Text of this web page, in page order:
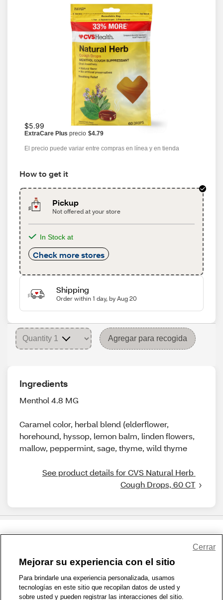
$5.99
ExtraCare Plus precio $4.79
El precio puede variar entre compras en línea y en tienda
How to get it
Pickup
Not offered at your store
In Stock at
Check more stores
Shipping
Order within 1 day, by Aug 20
Agregar para recogida
Ingredients
Menthol 4.8 MG
Caramel color, herbal blend (elderflower,
horehound, hyssop, lemon balm, linden flowers,
mallow, peppermint, sage, thyme, wild thyme
See product details for CVS Natural Herb
Cough Drops, 60 CT
1-800-679-9691 | Contáctenos | Términos de Uso | Accesibilidad
Política de Privacidad | WA Privacy Policy | Mapa del sitio
Mejorar su experiencia con el sitio
Para brindarle una experiencia personalizada, usamos
tecnologías en este sitio que recopilan datos de usted y
sobre usted y pueden registrar las interacciones del sitio.
Cerrar